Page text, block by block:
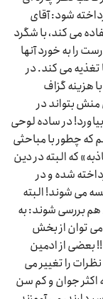
شود: آقای
می کند، با شگرد
را به خورد آنها
می کند. در
هزینه گزاف
بتواند در
در ساده لوحی
که چطور با مباحثی
که البته در دین
شده و در
می شوند! البته
بررسی شوند: به
توان از بخش
از ادمین
را تغییر می
اکثر جوان و کم سن